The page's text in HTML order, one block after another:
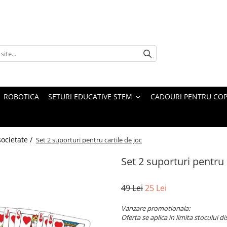
ROBOTICA SETURI EDUCATIVE STEM CADOURI PENTRU
/ Set 2 suporturi pentru cartile de joc
Set 2 suporturi pentru
49 Lei25 Lei
Vanzare promotionala:
Oferta se aplica in limita stocului